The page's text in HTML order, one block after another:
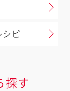
シピ
探す